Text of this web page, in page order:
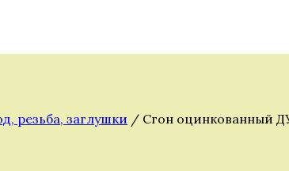
резьба, заглушки / Сгон оцинкованный